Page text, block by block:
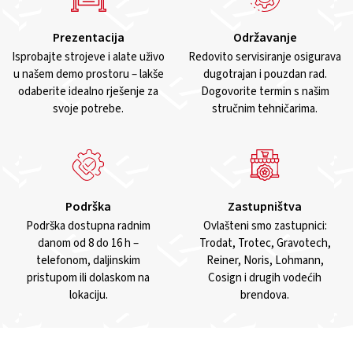
Prezentacija
Isprobajte strojeve i alate uživo
u našem demo prostoru – lakše
odaberite idealno rješenje za
svoje potrebe.
Održavanje
Redovito servisiranje osigurava
dugotrajan i pouzdan rad.
Dogovorite termin s našim
stručnim tehničarima.
Podrška
Podrška dostupna radnim
danom od 8 do 16 h –
telefonom, daljinskim
pristupom ili dolaskom na
lokaciju.
Zastupništva
Ovlašteni smo zastupnici:
Trodat, Trotec, Gravotech,
Reiner, Noris, Lohmann,
Cosign i drugih vodećih
brendova.